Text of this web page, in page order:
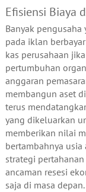
Efisiensi Biaya
Banyak
pada iklan
kas perusahaan
pertumbuhan
anggaran
membangun aset
terus
yang dikeluarkan
memberikan nilai
bertambahnya
strategi
ancaman resesi
saja di masa depan.